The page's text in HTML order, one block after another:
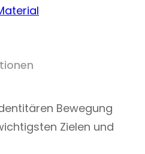
Bewegung
Zielen und